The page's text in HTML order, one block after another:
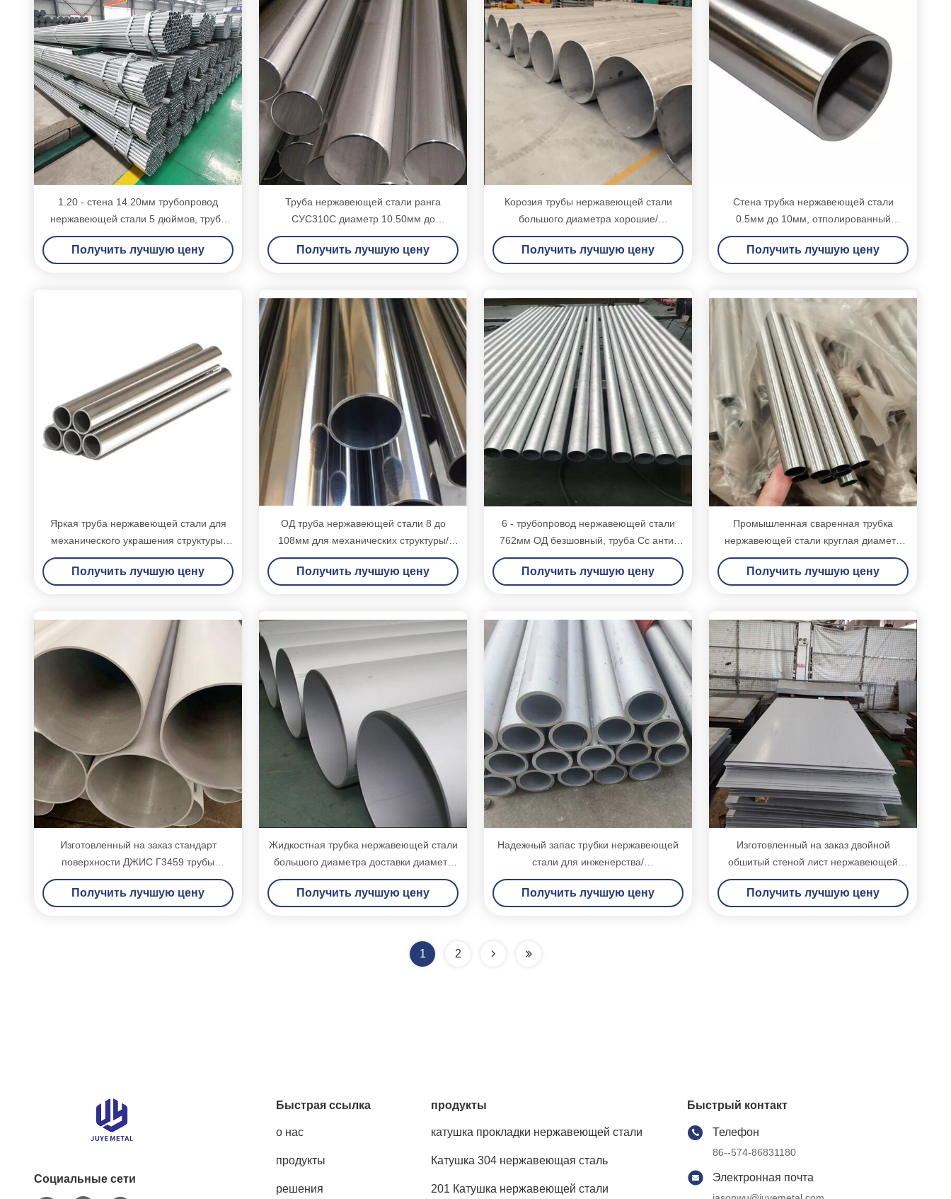
1.20 - стена 14.20мм трубопровод
нержавеющей стали 5 дюймов, труба
Дурабле 321 нержавеющая
Получить лучшую цену
Труба нержавеющей стали ранга
СУС310С диаметр 10.50мм до
318.50мм наружный бортовой
Получить лучшую цену
Корозия трубы нержавеющей стали
большого диаметра хорошие/
сопротивление жары
Получить лучшую цену
Стена трубка нержавеющей стали
0.5мм до 10мм, отполированный
трубопровод нержавеющей стали 6
дюймов
Получить лучшую цену
Яркая труба нержавеющей стали для
механического украшения структуры/
здания
Получить лучшую цену
ОД труба нержавеющей стали 8 до
108мм для механических структуры/
здания
Получить лучшую цену
6 - трубопровод нержавеющей стали
762мм ОД безшовный, труба Сс анти-
корозии безшовная
Получить лучшую цену
Промышленная сваренная трубка
нержавеющей стали круглая диаметр
Номинал 6мм до 300мм
Получить лучшую цену
Изготовленный на заказ стандарт
поверхности ДЖИС Г3459 трубы
нержавеющей стали длины ровный
чувствительный
Получить лучшую цену
Жидкостная трубка нержавеющей стали
большого диаметра доставки диаметр
Номинал 350мм до 700мм
Получить лучшую цену
Надежный запас трубки нержавеющей
стали для инженерства/
нефтехимической промышленности
нечистот
Получить лучшую цену
Изготовленный на заказ двойной
обшитый стеной лист нержавеющей
стали Сус 316 горячекатаный
Получить лучшую цену
1 2
Социальные сети
Быстрая ссылка
о нас
продукты
решения
продукты
катушка прокладки нержавеющей стали
Катушка 304 нержавеющая сталь
201 Катушка нержавеющей стали
Быстрый контакт
Телефон
86--574-86831180
Электронная почта